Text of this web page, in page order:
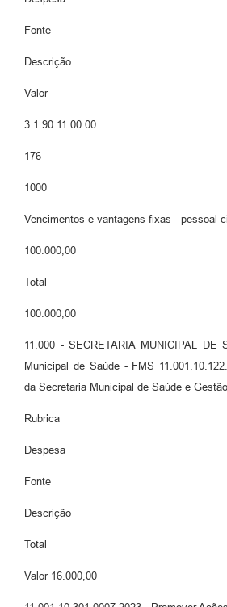
Fonte
Descrição
Valor
3.1.90.11.00.00
176
1000
Vencimentos e vantagens fixas - pessoal
100.000,00
Total
100.000,00
11.000 - SECRETARIA MUNICIPAL DE
Municipal de Saúde - FMS
da Secretaria Municipal de Saúde e
Rubrica
Despesa
Fonte
Descrição
Total
Valor 16.000,00